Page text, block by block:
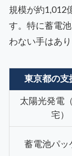
規模が約1,012
す。特に蓄電
わない手はあり
東京都の支
太陽光発電
宅）
蓄電池パッ